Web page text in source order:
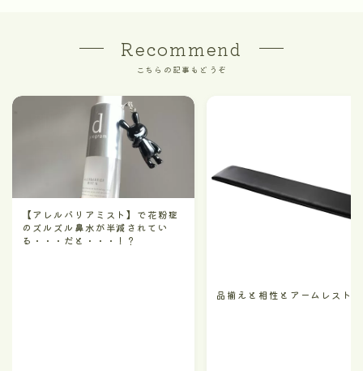
Recommend
こちらの記事もどうぞ
【アレルバリアミスト】で花粉症
のズルズル鼻水が半減されてい
る・・・だと・・・！？
品揃えと相性とアームレスト